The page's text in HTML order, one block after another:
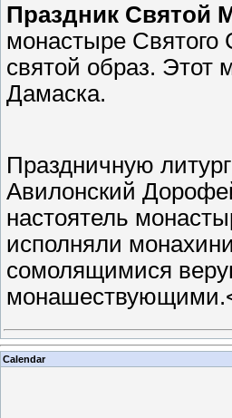
Праздник Святой
монастыре Святого
святой образ. Этот
Дамаска.
Праздничную
Авилонский
настоятель
исполняли
сомолящимися
Calendar